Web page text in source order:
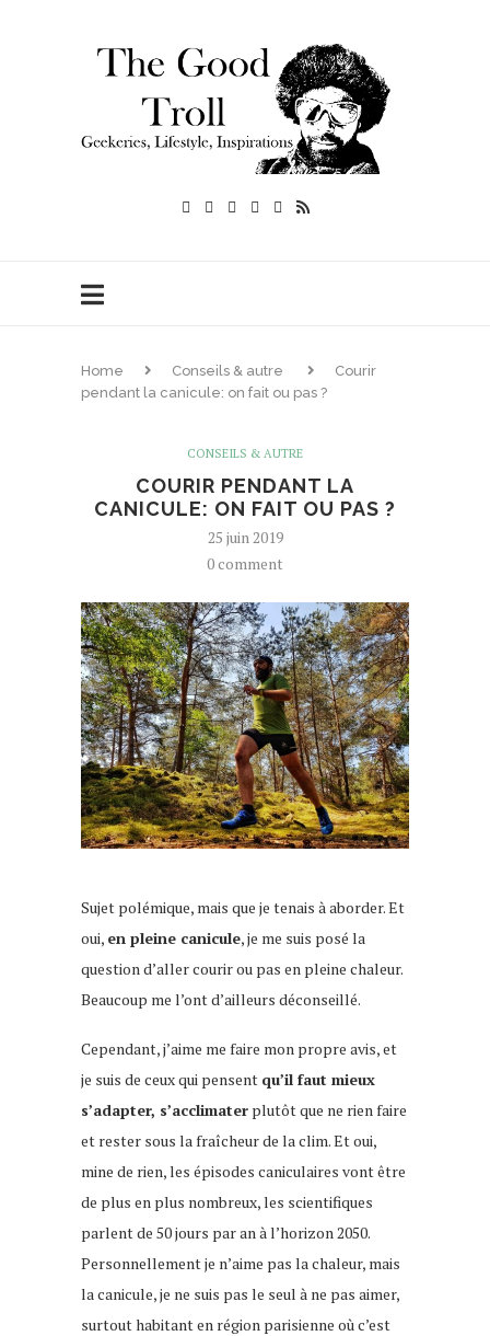
Home Conseils & autre
Courir
pendant la canicule: on fait ou pas ?
CONSEILS & AUTRE
COURIR PENDANT LA
CANICULE: ON FAIT OU PAS ?
25 juin 2019
0 comment
Sujet polémique, mais que je tenais à aborder. Et
oui, en pleine canicule, je me suis posé la
question d’aller courir ou pas en pleine chaleur.
Beaucoup me l’ont d’ailleurs déconseillé.
Cependant, j’aime me faire mon propre avis, et
je suis de ceux qui pensent qu’il faut mieux
s’adapter, s’acclimater plutôt que ne rien faire
et rester sous la fraîcheur de la clim. Et oui,
mine de rien, les épisodes caniculaires vont être
de plus en plus nombreux, les scientifiques
parlent de 50 jours par an à l’horizon 2050.
Personnellement je n’aime pas la chaleur, mais
la canicule, je ne suis pas le seul à ne pas aimer,
surtout habitant en région parisienne où c’est